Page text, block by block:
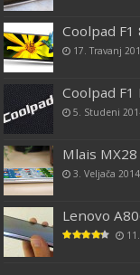
Coolpad
17. Travanj
Coolpad
5. Studeni
Mlais
3. Veljača 2014
Lenovo